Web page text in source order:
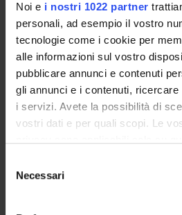
Noi e i nostri 1022 partner
personali, ad esempio il vostro
tecnologie come i cookie per
alle informazioni sul vostro
pubblicare annunci e contenuti
gli annunci e i contenuti,
i servizi. Avete la possibilità di
vostri dati e per quali scopi. Le
modificare o revocare il proprio
momento dalla Dichiarazione sui
delNecessari
Lo specialista inGenetica
conoscenze scientifiche e
Genetica Medica, Clinica e di
in grado di: riconoscere e
genetiche; fornire informazioni
inquadramento, al loro controllo e
assistere altri specialisti nel
laboratorio di supporto alla
genetiche. Ai fini del